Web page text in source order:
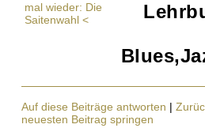
mal wieder: Die
Saitenwahl <
Auf diese Beiträge antworten |
neuesten Beitrag springen